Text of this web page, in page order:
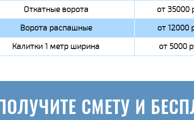
Откатные ворота от 35000
Ворота распашные
от 12000
Калитки 1 метр ширина
от 5000
ПОЛУЧИТЕ СМЕТУ И